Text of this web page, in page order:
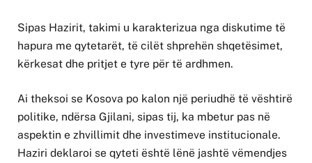
Sipas Hazirit, takimi u karakterizua nga diskutime të
hapura me qytetarët, të cilët shprehën shqetësimet,
kërkesat dhe pritjet e tyre për të ardhmen.
Ai theksoi se Kosova po kalon një periudhë të vështirë
politike, ndërsa Gjilani, sipas tij, ka mbetur pas në
aspektin e zhvillimit dhe investimeve institucionale.
Haziri deklaroi se qyteti është lënë jashtë vëmendjes